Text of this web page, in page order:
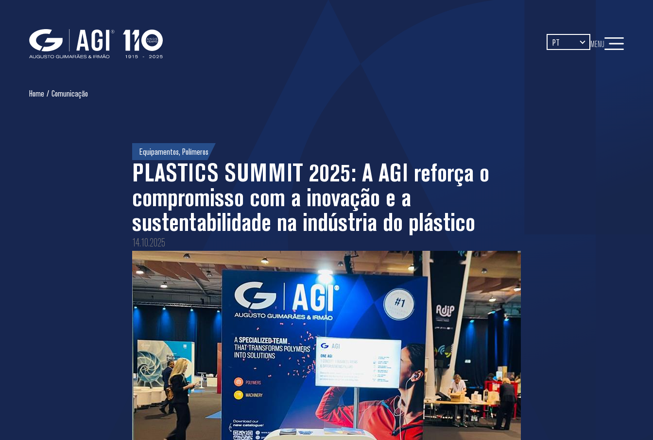
PT MENU
Home / Comunicação
Equipamentos,Polímeros
PLASTICS SUMMIT 2025: A AGI reforça o
compromisso com a inovação e a
sustentabilidade na indústria do plástico
14.10.2025